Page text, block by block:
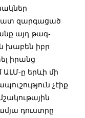
զարգացած
այդ թագ-
խաբեն իբր
իրանց
ը երևի մի
չէիք
դուստրը